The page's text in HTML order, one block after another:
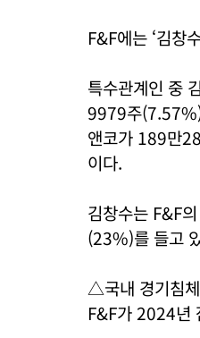
F&F에는 ‘김창
특수관계인 중
9979주
앤코가 189만
이다.
김창수는 F&F
(23%)를 들고
△국내 경기침
F&F가 2024년